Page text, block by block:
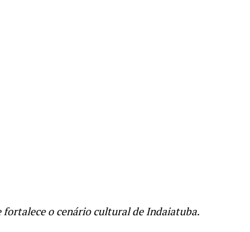
o cenário cultural de Indaiatuba.